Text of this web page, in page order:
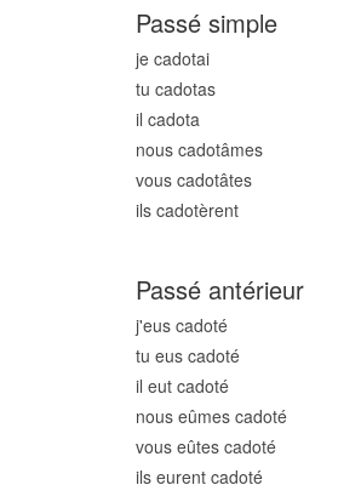
Passé simple
je cadotai
tu cadotas
il cadota
nous cadotâmes
vous cadotâtes
ils cadotèrent
Passé antérieur
j'eus cadoté
tu eus cadoté
il eut cadoté
nous eûmes cadoté
vous eûtes cadoté
ils eurent cadoté